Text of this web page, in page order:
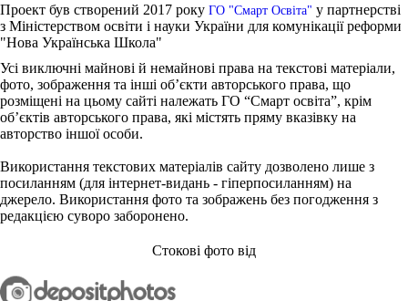
Проект був створений 2017 року ГО "Смарт Освіта" у партнерстві
з Міністерством освіти і науки України для комунікації реформи
"Нова Українська Школа"
Усі виключні майнові й немайнові права на текстові матеріали,
фото, зображення та інші об’єкти авторського права, що
розміщені на цьому сайті належать ГО “Смарт освіта”, крім
об’єктів авторського права, які містять пряму вказівку на
авторство іншої особи.
Використання текстових матеріалів сайту дозволено лише з
посиланням (для інтернет-видань - гіперпосиланням) на
джерело. Використання фото та зображень без погодження з
редакцією суворо заборонено.
Стокові фото від